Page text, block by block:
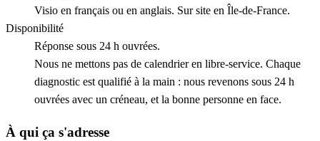
Visio en français ou en anglais. Sur site en Île-de-France.
Disponibilité
Réponse sous 24 h ouvrées.
Nous ne mettons pas de calendrier en libre-service. Chaque
diagnostic est qualifié à la main : nous revenons sous 24 h
ouvrées avec un créneau, et la bonne personne en face.
À qui ça s'adresse